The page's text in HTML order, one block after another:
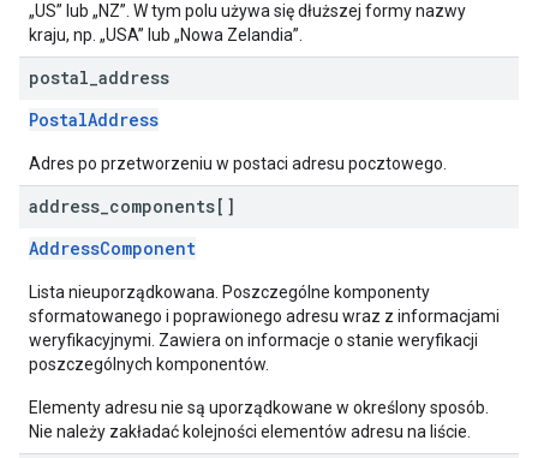
„US” lub „NZ”. W tym polu używa się dłuższej formy nazwy
kraju, np. „USA” lub „Nowa Zelandia”.
postal address
PostalAddress
Adres po przetworzeniu w postaci adresu pocztowego.
address components[]
AddressComponent
Lista nieuporządkowana. Poszczególne komponenty
sformatowanego i poprawionego adresu wraz z informacjami
weryfikacyjnymi. Zawiera on informacje o stanie weryfikacji
poszczególnych komponentów.
Elementy adresu nie są uporządkowane w określony sposób.
Nie należy zakładać kolejności elementów adresu na liście.